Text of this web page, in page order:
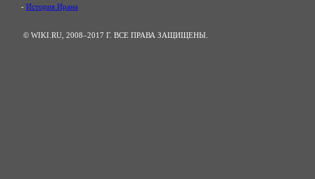
- История Ирана
© WIKI.RU, 2008–2017 Г. ВСЕ ПРАВА ЗАЩИЩЕНЫ.